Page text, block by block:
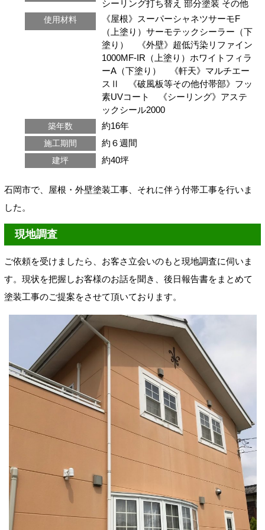
シーリング打ち替え 部分塗装 その他
使用材料
《屋根》スーパーシャネツサーモF
（上塗り）サーモテックシーラー（下
塗り） 《外壁》超低汚染リファイン
1000MF-IR（上塗り）ホワイトフィラ
ーA（下塗り） 《軒天》マルチエー
スⅡ 《破風板等その他付帯部》フッ
素UVコート 《シーリング》アステ
ックシール2000
築年数 約16年
施工期間 約６週間
建坪 約40坪
石岡市で、屋根・外壁塗装工事、それに伴う付帯工事を行いま
した。
現地調査
ご依頼を受けましたら、お客さ立会いのもと現地調査に伺いま
す。現状を把握しお客様のお話を聞き、後日報告書をまとめて
塗装工事のご提案をさせて頂いております。